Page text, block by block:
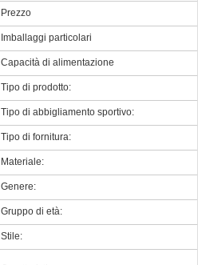
Prezzo
Imballaggi particolari
Capacità di alimentazione
Tipo di prodotto:
Tipo di abbigliamento sportivo:
Tipo di fornitura:
Materiale:
Genere:
Gruppo di età:
Stile: